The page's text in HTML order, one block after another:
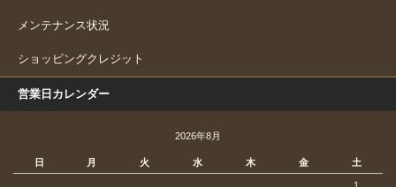
メンテナンス状況
ショッピングクレジット
営業日カレンダー
2026年8月
日 月 火 水 木 金 土
1